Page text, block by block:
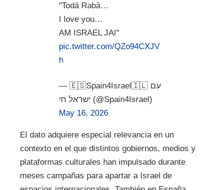
"Todá Rabá…
I love you…
AM ISRAEL JAI"
pic.twitter.com/QZo94CXJV
h
— 🇪🇸Spain4Israel🇮🇱 עם
ישראל חי (@Spain4Israel)
May 16, 2026
El dato adquiere especial relevancia en un
contexto en el que distintos gobiernos, medios y
plataformas culturales han impulsado durante
meses campañas para apartar a Israel de